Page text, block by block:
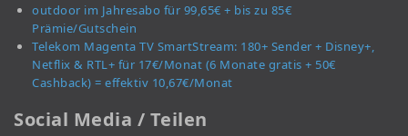
outdoor im Jahresabo für 99,65€ + bis zu 85€
Prämie/Gutschein
Telekom Magenta TV SmartStream: 180+ Sender + Disney+,
Netflix & RTL+ für 17€/Monat (6 Monate gratis + 50€
Cashback) = effektiv 10,67€/Monat
Social Media / Teilen